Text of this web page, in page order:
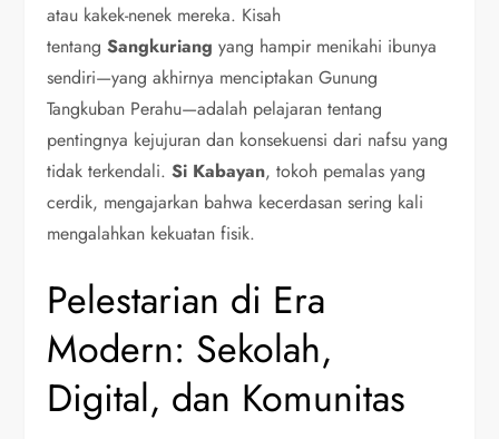
atau kakek-nenek mereka. Kisah
tentangSangkuriang yang hampir menikahi ibunya
sendiri—yang akhirnya menciptakan Gunung
Tangkuban Perahu—adalah pelajaran tentang
pentingnya kejujuran dan konsekuensi dari nafsu yang
tidak terkendali.Si Kabayan, tokoh pemalas yang
cerdik, mengajarkan bahwa kecerdasan sering kali
mengalahkan kekuatan fisik.
Pelestarian di Era
Modern: Sekolah,
Digital, dan Komunitas